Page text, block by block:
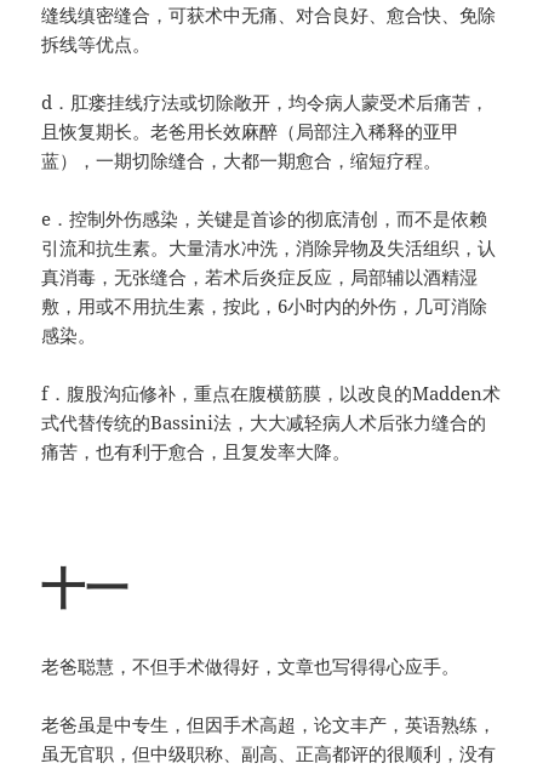
缝线缜密缝合，可获术中无痛、对合良好、愈合快、免除
拆线等优点。
d．肛瘘挂线疗法或切除敞开，均令病人蒙受术后痛苦，
且恢复期长。老爸用长效麻醉（局部注入稀释的亚甲
蓝），一期切除缝合，大都一期愈合，缩短疗程。
e．控制外伤感染，关键是首诊的彻底清创，而不是依赖
引流和抗生素。大量清水冲洗，消除异物及失活组织，认
真消毒，无张缝合，若术后炎症反应，局部辅以酒精湿
敷，用或不用抗生素，按此，6小时内的外伤，几可消除
感染。
f．腹股沟疝修补，重点在腹横筋膜，以改良的Madden术
式代替传统的Bassini法，大大减轻病人术后张力缝合的
痛苦，也有利于愈合，且复发率大降。
十一
老爸聪慧，不但手术做得好，文章也写得得心应手。
老爸虽是中专生，但因手术高超，论文丰产，英语熟练，
虽无官职，但中级职称、副高、正高都评的很顺利，没有